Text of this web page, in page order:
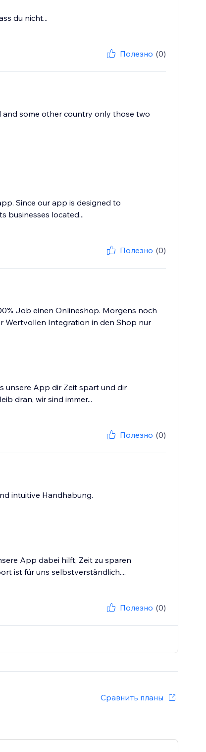
du nicht...
Полезно (0)
and some other country only those two
Since our app is designed to
businesses located...
Полезно (0)
Job einen Onlineshop. Morgens noch
Wertvollen Integration in den Shop nur
unsere App dir Zeit spart und dir
dran, wir sind immer...
Полезно (0)
intuitive Handhabung.
App dabei hilft, Zeit zu sparen
ist für uns selbstverständlich....
Полезно (0)
Сравнить планы